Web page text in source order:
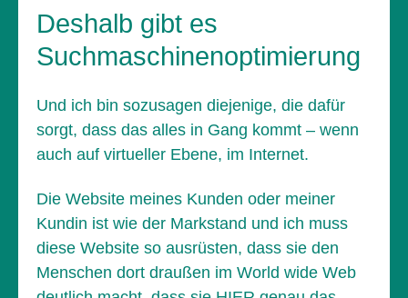
Deshalb gibt es
Suchmaschinenoptimierung
Und ich bin sozusagen diejenige, die dafür
sorgt, dass das alles in Gang kommt – wenn
auch auf virtueller Ebene, im Internet.
Die Website meines Kunden oder meiner
Kundin ist wie der Markstand und ich muss
diese Website so ausrüsten, dass sie den
Menschen dort draußen im World wide Web